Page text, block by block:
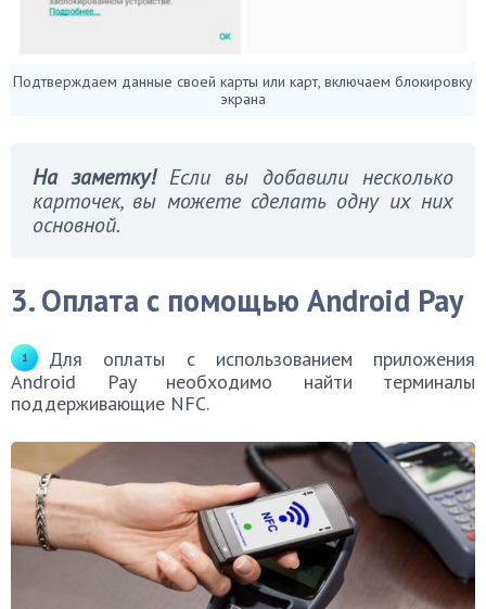
Подтверждаем данные своей карты или карт, включаем блокировку
экрана
На заметку! Если вы добавили несколько
карточек, вы можете сделать одну их них
основной.
3. Оплата с помощью Android Pay
Для оплаты с использованием приложения
Android Pay необходимо найти терминалы
поддерживающие NFC.